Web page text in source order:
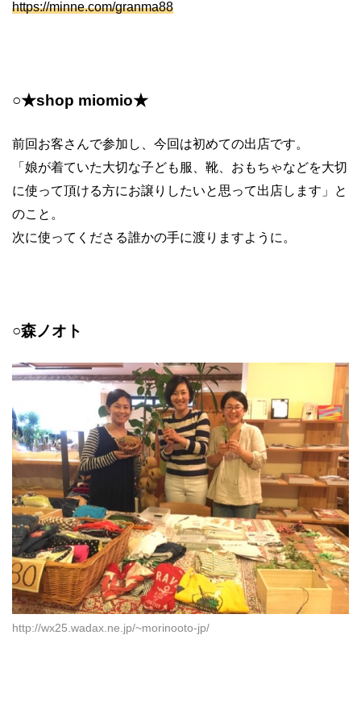
https://minne.com/granma88
○★shop miomio★
前回お客さんで参加し、今回は初めての出店です。
「娘が着ていた大切な子ども服、靴、おもちゃなどを大切
に使って頂ける方にお譲りしたいと思って出店します」と
のこと。
次に使ってくださる誰かの手に渡りますように。
○森ノオト
http://wx25.wadax.ne.jp/~morinooto-jp/